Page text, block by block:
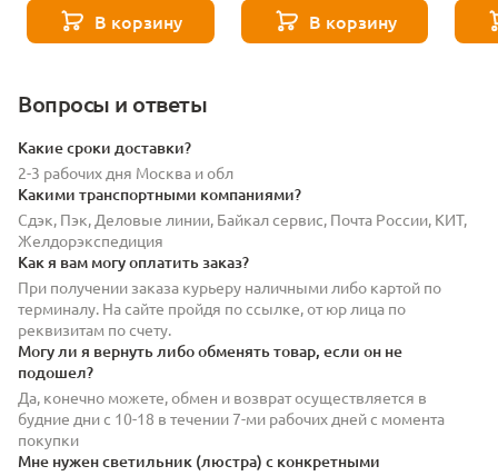
В корзину В корзину
Вопросы и ответы
Какие сроки доставки?
2-3 рабочих дня Москва и обл
Какими транспортными компаниями?
Сдэк, Пэк, Деловые линии, Байкал сервис, Почта России, КИТ,
Желдорэкспедиция
Как я вам могу оплатить заказ?
При получении заказа курьеру наличными либо картой по
терминалу. На сайте пройдя по ссылке, от юр лица по
реквизитам по счету.
Могу ли я вернуть либо обменять товар, если он не
подошел?
Да, конечно можете, обмен и возврат осуществляется в
будние дни с 10-18 в течении 7-ми рабочих дней с момента
покупки
Мне нужен светильник (люстра) с конкретными